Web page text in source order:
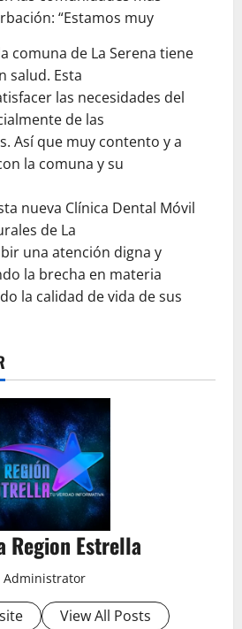
“Estamos muy
comuna de La Serena tiene
salud. Esta
las necesidades del
de las
Así que muy contento y a
la comuna y su
nueva Clínica Dental Móvil
de La
una atención digna y
la brecha en materia
la calidad de vida de sus
Region Estrella
Administrator
View All Posts